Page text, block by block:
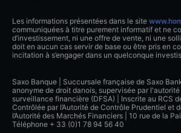
Les informations présentées dans le site
communiquées à titre purement informatif et ne
d’investissement, ni une offre de vente, ni une
doit en aucun cas servir de base ou être pris en
incitation à s’engager dans un quelconque
Saxo Banque | Succursale française de Saxo
anonyme de droit danois, supervisée par
surveillance financière (DFSA) | Inscrite au RCS
Contrôlée par l’Autorité de Contrôle Prudentiel et
l’Autorité des Marchés Financiers | 10 rue de la
Téléphone + 33 (0)1 78 94 56 40